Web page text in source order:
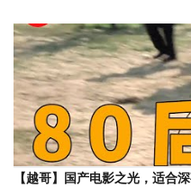
【越哥】国产电影之光，适合